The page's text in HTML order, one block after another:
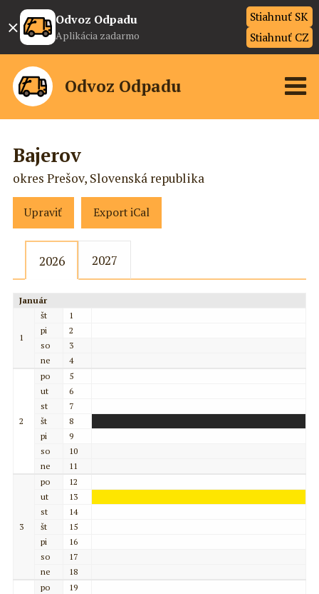
× Odvoz Odpadu
Aplikácia zadarmo
Stiahnuť SK
Stiahnuť CZ
Odvoz Odpadu
Bajerov
okres Prešov, Slovenská republika
Upraviť Export iCal
2026 2027
Január
1
št
1
pi
2
so
3
ne
4
2
po
5
ut
6
st
7
št
8
pi
9
so
10
ne
11
3
po
12
ut
13
st
14
št
15
pi
16
so
17
ne
18
po
19